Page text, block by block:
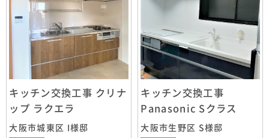
キッチン交換工事 クリナ
ップ ラクエラ
大阪市城東区 I様邸
キッチン交換工事
Panasonic Sクラス
大阪市生野区 S様邸